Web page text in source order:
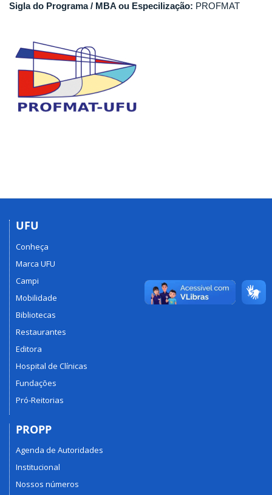
Sigla do Programa / MBA ou Especilização: PROFMAT
UFU
Conheça
Marca UFU
Campi
Mobilidade
Bibliotecas
Restaurantes
Editora
Hospital de Clínicas
Fundações
Pró-Reitorias
PROPP
Agenda de Autoridades
Institucional
Nossos números